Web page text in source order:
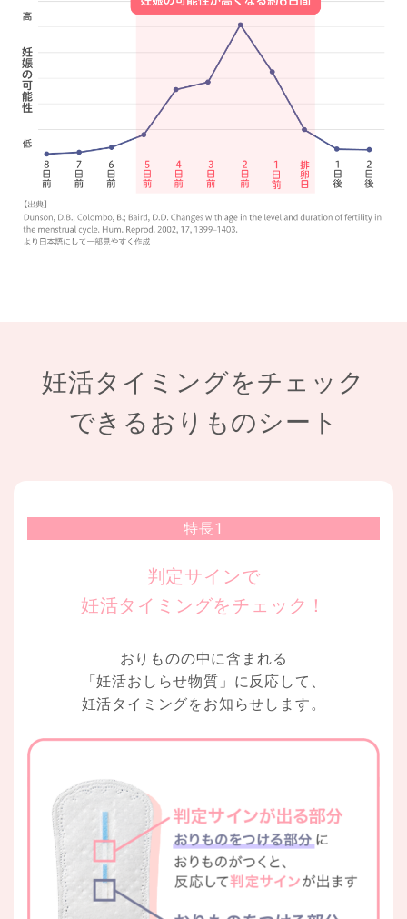
妊活タイミングをチェック
できるおりものシート
特長1
判定サインで
妊活タイミングをチェック！
おりものの中に含まれる
「妊活おしらせ物質」に反応して、
妊活タイミングをお知らせします。